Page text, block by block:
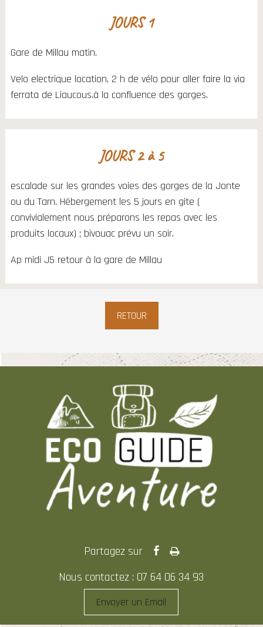
JOURS 1
Gare de Millau matin.
Velo electrique location, 2 h de vélo pour aller faire la via
ferrata de Liaucous.à la confluence des gorges.
JOURS 2 à 5
escalade sur les grandes voies des gorges de la Jonte
ou du Tarn. Hébergement les 5 jours en gite (
convivialement nous préparons les repas avec les
produits locaux) ; bivouac prévu un soir.
Ap midi J5 retour à la gare de Millau
RETOUR
Nous contactez : 07 64 06 34 93
Envoyer un Email